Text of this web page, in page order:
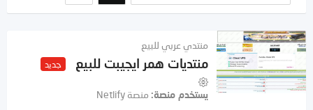
منتدي عربي للبيع
منتديات همر ايجيبت للبيع جديد
يستخدم منصة منصة Netlify